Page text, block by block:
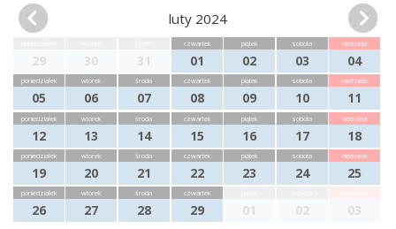
luty 2024
29 30 31
czwartek
01
piątek
02
sobota
03
niedziela
04
poniedziałek
05
wtorek
06
środa
07
czwartek
08
piątek
09
sobota
10
niedziela
11
poniedziałek
12
wtorek
13
środa
14
czwartek
15
piątek
16
sobota
17
niedziela
18
poniedziałek
19
wtorek
20
środa
21
czwartek
22
piątek
23
sobota
24
niedziela
25
poniedziałek
26
wtorek
27
środa
28
czwartek
29 01 02 03